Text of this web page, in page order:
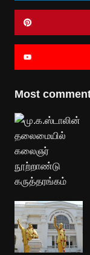
Most